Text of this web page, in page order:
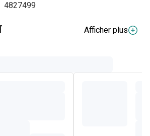
4827499
Afficher plus
Cetearyl Olivate, Avena